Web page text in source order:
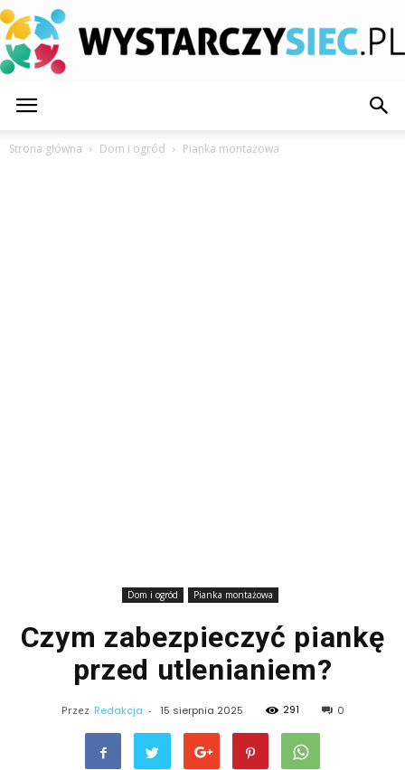
Strona główna Dom i ogród Pianka montażowa
Dom i ogród Pianka montażowa
Czym zabezpieczyć piankę
przed utlenianiem?
Przez Redakcja - 15 sierpnia 2025 291 0